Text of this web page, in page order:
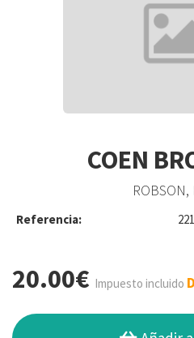
COEN
ROBSON,
Referencia:
20.00€ Impuesto incluido